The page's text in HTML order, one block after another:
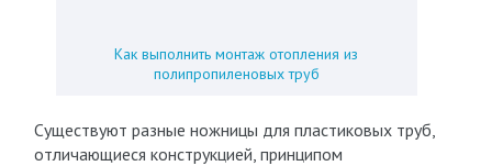
Как выполнить монтаж отопления из
полипропиленовых труб
Существуют разные ножницы для пластиковых труб,
отличающиеся конструкцией, принципом